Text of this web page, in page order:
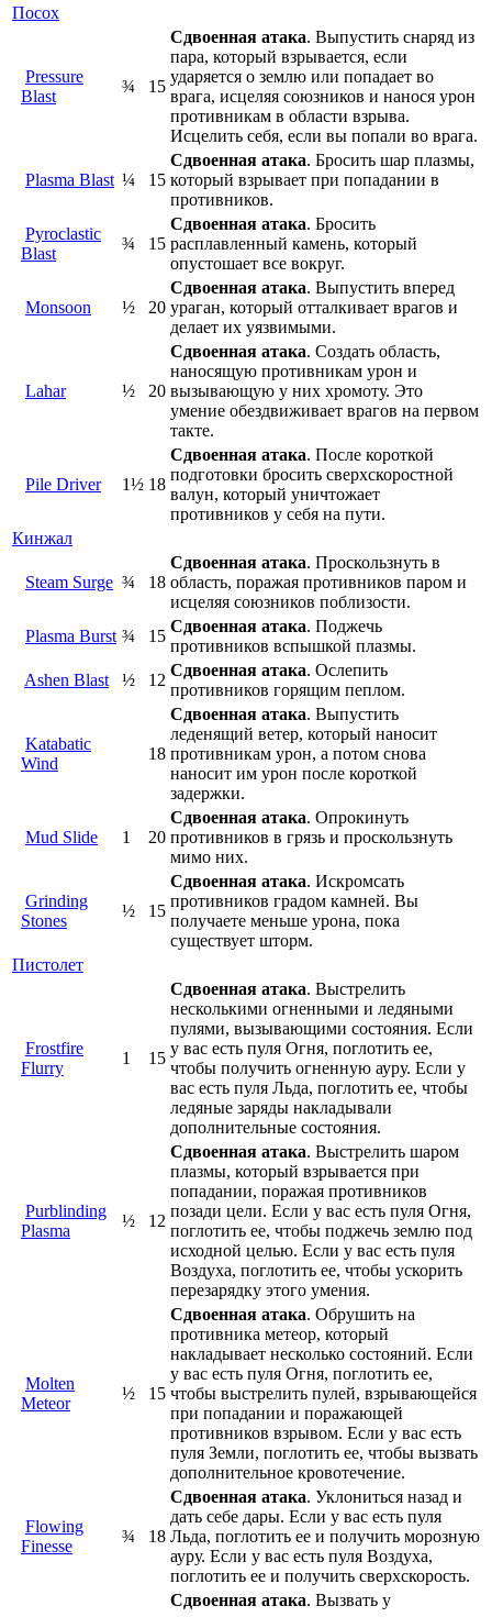
Посох
Pressure
Blast
¾ 15
Сдвоенная атака. Выпустить снаряд из
пара, который взрывается, если
ударяется о землю или попадает во
врага, исцеляя союзников и нанося урон
противникам в области взрыва.
Исцелить себя, если вы попали во врага.
Plasma Blast ¼ 15
Сдвоенная атака. Бросить шар плазмы,
который взрывает при попадании в
противников.
Pyroclastic
Blast
¾ 15
Сдвоенная атака. Бросить
расплавленный камень, который
опустошает все вокруг.
Monsoon ½ 20
Сдвоенная атака. Выпустить вперед
ураган, который отталкивает врагов и
делает их уязвимыми.
Lahar ½ 20
Сдвоенная атака. Создать область,
наносящую противникам урон и
вызывающую у них хромоту. Это
умение обездвиживает врагов на первом
такте.
Pile Driver 1½ 18
Сдвоенная атака. После короткой
подготовки бросить сверхскоростной
валун, который уничтожает
противников у себя на пути.
Кинжал
Steam Surge ¾ 18
Сдвоенная атака. Проскользнуть в
область, поражая противников паром и
исцеляя союзников поблизости.
Plasma Burst ¾ 15
Сдвоенная атака. Поджечь
противников вспышкой плазмы.
Ashen Blast
½ 12
Сдвоенная атака. Ослепить
противников горящим пеплом.
Katabatic
Wind
18
Сдвоенная атака. Выпустить
леденящий ветер, который наносит
противникам урон, а потом снова
наносит им урон после короткой
задержки.
Mud Slide 1 20
Сдвоенная атака. Опрокинуть
противников в грязь и проскользнуть
мимо них.
Grinding
Stones
½ 15
Сдвоенная атака. Искромсать
противников градом камней. Вы
получаете меньше урона, пока
существует шторм.
Пистолет
Frostfire
Flurry
1 15
Сдвоенная атака. Выстрелить
несколькими огненными и ледяными
пулями, вызывающими состояния. Если
у вас есть пуля Огня, поглотить ее,
чтобы получить огненную ауру. Если у
вас есть пуля Льда, поглотить ее, чтобы
ледяные заряды накладывали
дополнительные состояния.
Purblinding
Plasma
½ 12
Сдвоенная атака. Выстрелить шаром
плазмы, который взрывается при
попадании, поражая противников
позади цели. Если у вас есть пуля Огня,
поглотить ее, чтобы поджечь землю под
исходной целью. Если у вас есть пуля
Воздуха, поглотить ее, чтобы ускорить
перезарядку этого умения.
Molten
Meteor
½ 15
Сдвоенная атака. Обрушить на
противника метеор, который
накладывает несколько состояний. Если
у вас есть пуля Огня, поглотить ее,
чтобы выстрелить пулей, взрывающейся
при попадании и поражающей
противников взрывом. Если у вас есть
пуля Земли, поглотить ее, чтобы вызвать
дополнительное кровотечение.
Flowing
Finesse
¾ 18
Сдвоенная атака. Уклониться назад и
дать себе дары. Если у вас есть пуля
Льда, поглотить ее и получить морозную
ауру. Если у вас есть пуля Воздуха,
поглотить ее и получить сверхскорость.
Сдвоенная атака. Вызвать у